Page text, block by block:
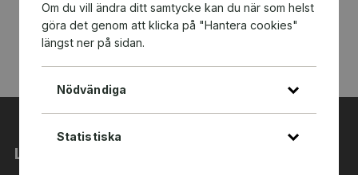
Om du vill ändra ditt samtycke kan du när som helst
göra det genom att klicka på "Hantera cookies"
längst ner på sidan.
Nödvändiga
Statistiska
Länkar